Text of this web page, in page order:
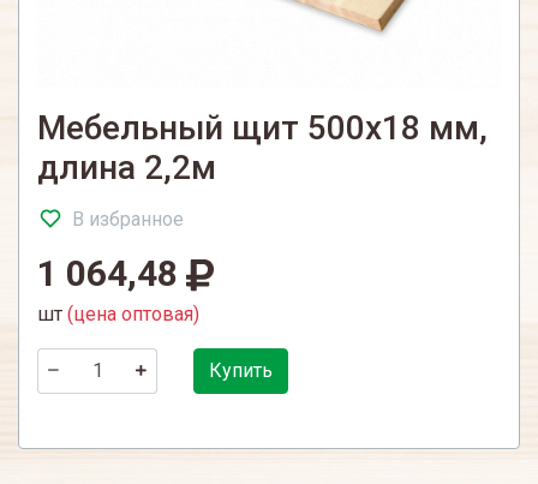
Мебельный щит 500х18 мм,
длина 2,2м
В избранное
1 064,48
шт (цена оптовая)
Купить